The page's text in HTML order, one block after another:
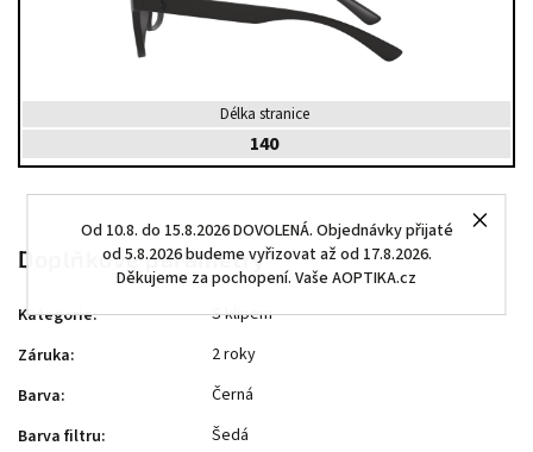
Od 10.8. do 15.8.2026 DOVOLENÁ. Objednávky přijaté
od 5.8.2026 budeme vyřizovat až od 17.8.2026.
Děkujeme za pochopení. Vaše AOPTIKA.cz
Délka stranice
140
Doplňkové parametry
Kategorie:
S klipem
Záruka:
2 roky
Barva:
Černá
Barva filtru:
Šedá